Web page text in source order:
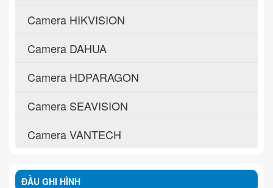
Camera HIKVISION
Camera DAHUA
Camera HDPARAGON
Camera SEAVISION
Camera VANTECH
ĐẦU GHI HÌNH